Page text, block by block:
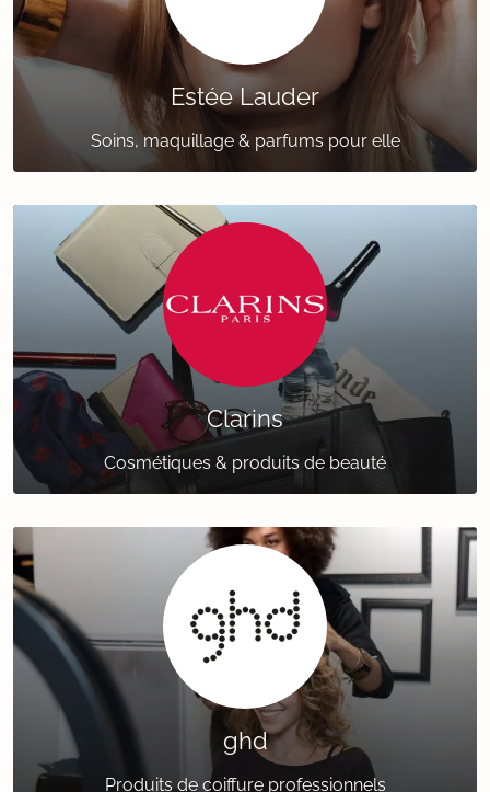
Estée Lauder
Soins, maquillage & parfums pour elle
Clarins
Cosmétiques & produits de beauté
ghd
Produits de coiffure professionnels